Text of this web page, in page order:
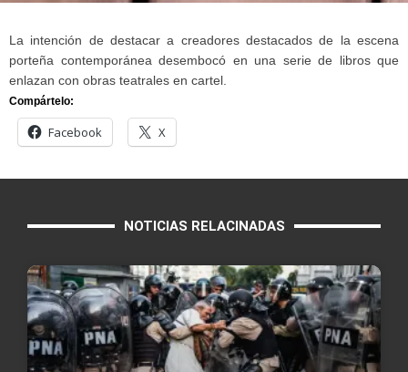
La intención de destacar a creadores destacados de la escena
porteña contemporánea desembocó en una serie de libros que
enlazan con obras teatrales en cartel.
Compártelo:
Facebook X
NOTICIAS RELACINADAS